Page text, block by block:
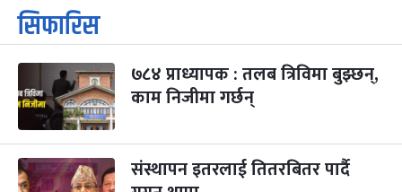
१
आइत
कार्तिक सङ्क्रान्ति
कार्तिक १, २०८३
३
मंगल
महानवमी
कार्तिक ३, २०८३-Oct 20, 2026
२ महिना बाँकी
४
बुध कार्तिक ४, २०८३
सिफारिस
७८४ प्राध्यापक : तलब त्रिविमा बुझ्छन्,
काम निजीमा गर्छन्
संस्थापन इतरलाई तितरबितर पार्दै